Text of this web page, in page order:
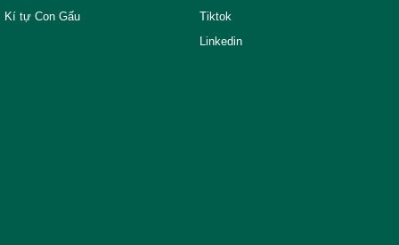
Kí tự Con Gấu
Tiktok
Linkedin